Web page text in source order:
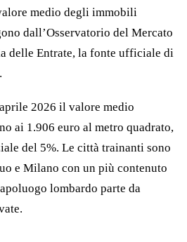
medio degli immobili
dall’Osservatorio del Mercato
delle Entrate, la fonte ufficiale di
2026 il valore medio
ai 1.906 euro al metro quadrato,
del 5%. Le città trainanti sono
e Milano con un più contenuto
lombardo parte da